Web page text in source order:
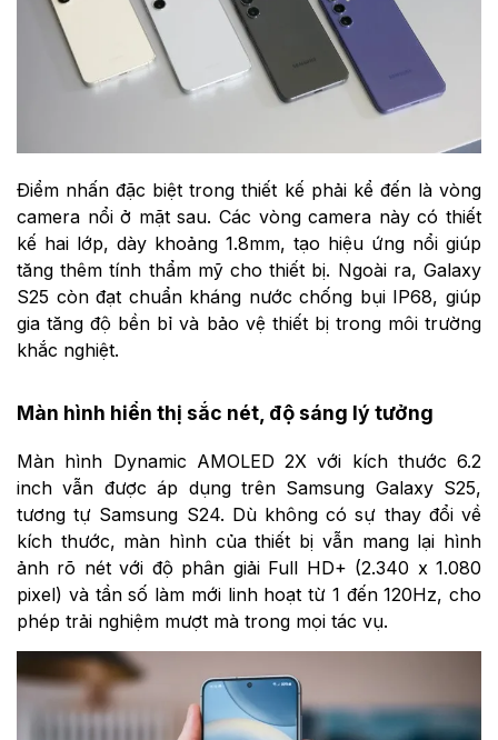
Điểm nhấn đặc biệt trong thiết kế phải kể đến là vòng
camera nổi ở mặt sau. Các vòng camera này có thiết
kế hai lớp, dày khoảng 1.8mm, tạo hiệu ứng nổi giúp
tăng thêm tính thẩm mỹ cho thiết bị. Ngoài ra, Galaxy
S25 còn đạt chuẩn kháng nước chống bụi IP68, giúp
gia tăng độ bền bỉ và bảo vệ thiết bị trong môi trường
khắc nghiệt.
Màn hình hiển thị sắc nét, độ sáng lý tưởng
Màn hình Dynamic AMOLED 2X với kích thước 6.2
inch vẫn được áp dụng trên Samsung Galaxy S25,
tương tự Samsung S24. Dù không có sự thay đổi về
kích thước, màn hình của thiết bị vẫn mang lại hình
ảnh rõ nét với độ phân giải Full HD+ (2.340 x 1.080
pixel) và tần số làm mới linh hoạt từ 1 đến 120Hz, cho
phép trải nghiệm mượt mà trong mọi tác vụ.